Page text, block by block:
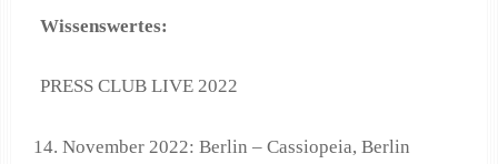
Wissenswertes:
PRESS CLUB LIVE 2022
November 2022: Berlin – Cassiopeia, Berlin